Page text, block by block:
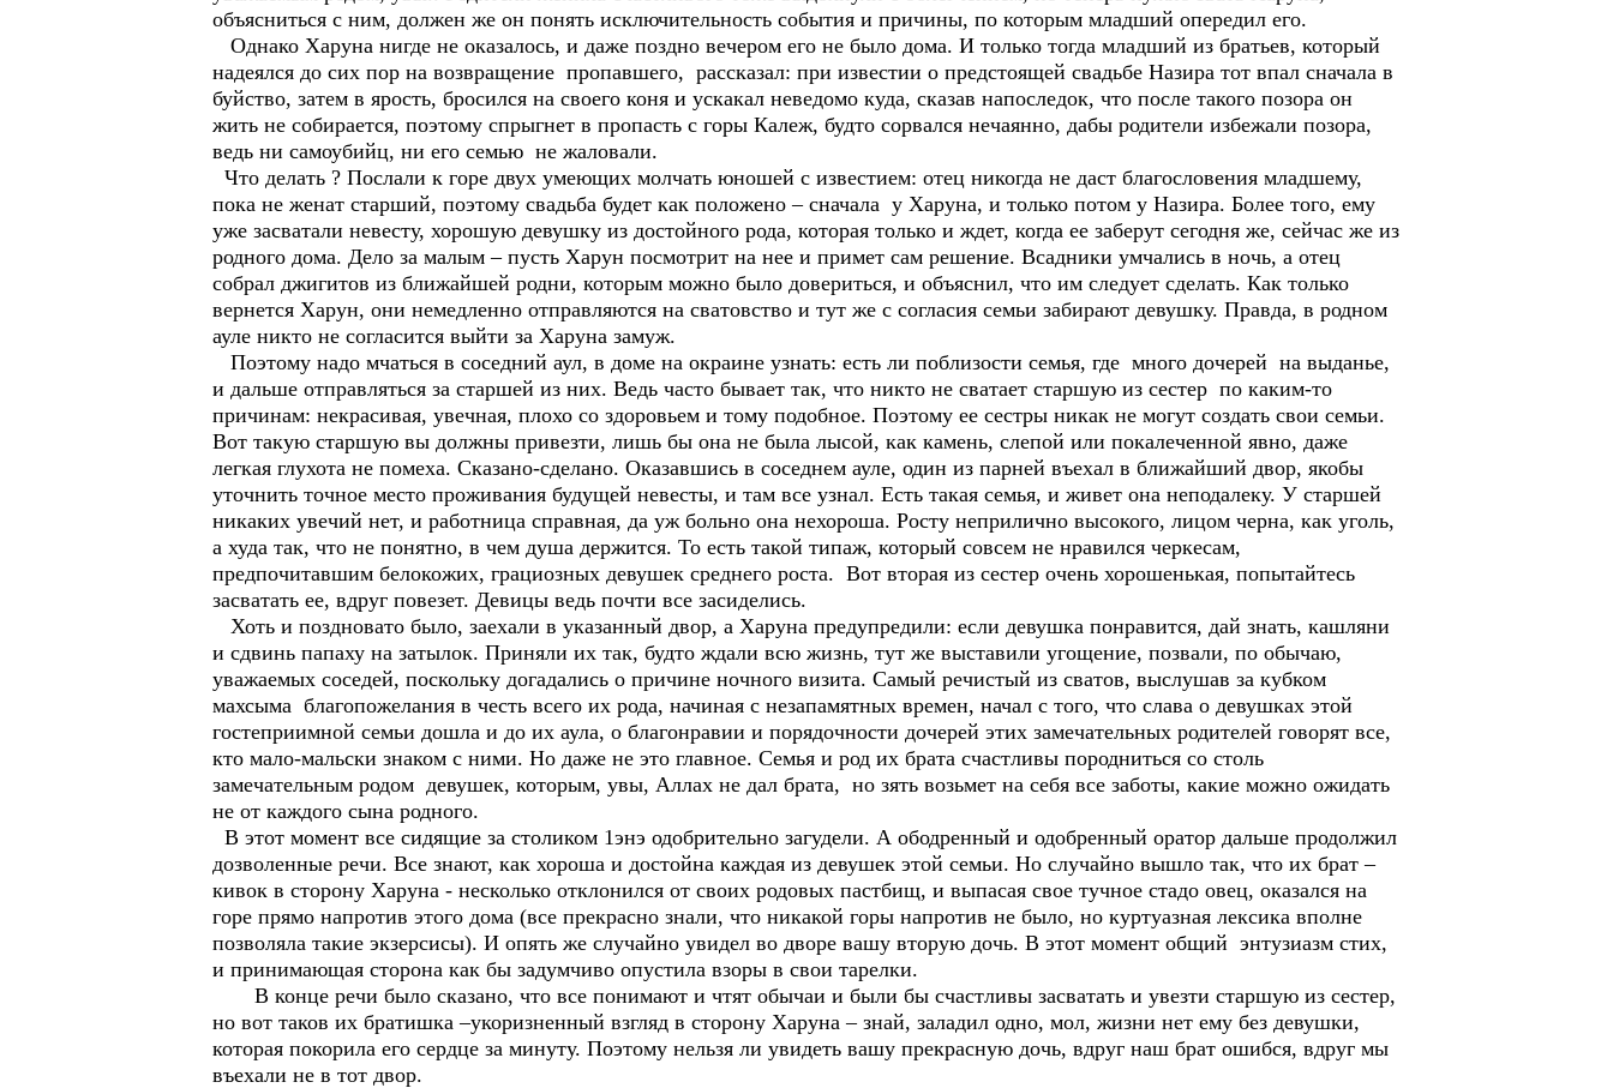
объясниться с ним, должен же он понять исключительность события и причины, по которым младший опередил его.
Однако Харуна нигде не оказалось, и даже поздно вечером его не было дома. И только тогда младший из братьев, который
надеялся до сих пор на возвращение пропавшего, рассказал: при известии о предстоящей свадьбе Назира тот впал сначала в
буйство, затем в ярость, бросился на своего коня и ускакал неведомо куда, сказав напоследок, что после такого позора он
жить не собирается, поэтому спрыгнет в пропасть с горы Калеж, будто сорвался нечаянно, дабы родители избежали позора,
ведь ни самоубийц, ни его семью не жаловали.
Что делать ? Послали к горе двух умеющих молчать юношей с известием: отец никогда не даст благословения младшему,
пока не женат старший, поэтому свадьба будет как положено – сначала у Харуна, и только потом у Назира. Более того, ему
уже засватали невесту, хорошую девушку из достойного рода, которая только и ждет, когда ее заберут сегодня же, сейчас же из
родного дома. Дело за малым – пусть Харун посмотрит на нее и примет сам решение. Всадники умчались в ночь, а отец
собрал джигитов из ближайшей родни, которым можно было довериться, и объяснил, что им следует сделать. Как только
вернется Харун, они немедленно отправляются на сватовство и тут же с согласия семьи забирают девушку. Правда, в родном
ауле никто не согласится выйти за Харуна замуж.
Поэтому надо мчаться в соседний аул, в доме на окраине узнать: есть ли поблизости семья, где много дочерей на выданье,
и дальше отправляться за старшей из них. Ведь часто бывает так, что никто не сватает старшую из сестер по каким-то
причинам: некрасивая, увечная, плохо со здоровьем и тому подобное. Поэтому ее сестры никак не могут создать свои семьи.
Вот такую старшую вы должны привезти, лишь бы она не была лысой, как камень, слепой или покалеченной явно, даже
легкая глухота не помеха. Сказано-сделано. Оказавшись в соседнем ауле, один из парней въехал в ближайший двор, якобы
уточнить точное место проживания будущей невесты, и там все узнал. Есть такая семья, и живет она неподалеку. У старшей
никаких увечий нет, и работница справная, да уж больно она нехороша. Росту неприлично высокого, лицом черна, как уголь,
а худа так, что не понятно, в чем душа держится. То есть такой типаж, который совсем не нравился черкесам,
предпочитавшим белокожих, грациозных девушек среднего роста. Вот вторая из сестер очень хорошенькая, попытайтесь
засватать ее, вдруг повезет. Девицы ведь почти все засиделись.
Хоть и поздновато было, заехали в указанный двор, а Харуна предупредили: если девушка понравится, дай знать, кашляни
и сдвинь папаху на затылок. Приняли их так, будто ждали всю жизнь, тут же выставили угощение, позвали, по обычаю,
уважаемых соседей, поскольку догадались о причине ночного визита. Самый речистый из сватов, выслушав за кубком
махсыма благопожелания в честь всего их рода, начиная с незапамятных времен, начал с того, что слава о девушках этой
гостеприимной семьи дошла и до их аула, о благонравии и порядочности дочерей этих замечательных родителей говорят все,
кто мало-мальски знаком с ними. Но даже не это главное. Семья и род их брата счастливы породниться со столь
замечательным родом девушек, которым, увы, Аллах не дал брата, но зять возьмет на себя все заботы, какие можно ожидать
не от каждого сына родного.
В этот момент все сидящие за столиком 1энэ одобрительно загудели. А ободренный и одобренный оратор дальше продолжил
дозволенные речи. Все знают, как хороша и достойна каждая из девушек этой семьи. Но случайно вышло так, что их брат –
кивок в сторону Харуна - несколько отклонился от своих родовых пастбищ, и выпасая свое тучное стадо овец, оказался на
горе прямо напротив этого дома (все прекрасно знали, что никакой горы напротив не было, но куртуазная лексика вполне
позволяла такие экзерсисы). И опять же случайно увидел во дворе вашу вторую дочь. В этот момент общий энтузиазм стих,
и принимающая сторона как бы задумчиво опустила взоры в свои тарелки.
В конце речи было сказано, что все понимают и чтят обычаи и были бы счастливы засватать и увезти старшую из сестер,
но вот таков их братишка –укоризненный взгляд в сторону Харуна – знай, заладил одно, мол, жизни нет ему без девушки,
которая покорила его сердце за минуту. Поэтому нельзя ли увидеть вашу прекрасную дочь, вдруг наш брат ошибся, вдруг мы
въехали не в тот двор.